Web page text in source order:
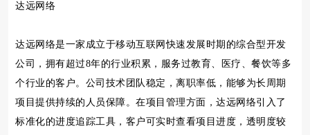
达远网络
达远网络是一家成立于移动互联网快速发展时期的综合型开发
公司，拥有超过8年的行业积累，服务过教育、医疗、餐饮等多
个行业的客户。公司技术团队稳定，离职率低，能够为长周期
项目提供持续的人员保障。在项目管理方面，达远网络引入了
标准化的进度追踪工具，客户可实时查看项目进度，透明度较